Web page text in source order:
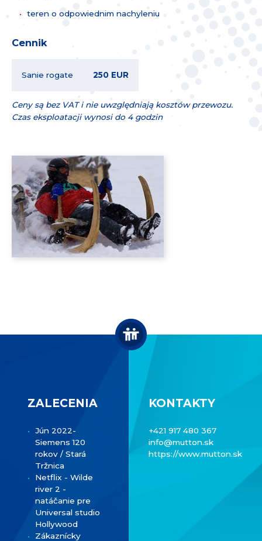
teren o odpowiednim nachyleniu
Cennik
Sanie rogate 250 EUR
Ceny są bez VAT i nie uwzględniają kosztów przewozu.
Czas eksploatacji wynosi do 4 godzin
KONTAKTY
+421 917 480 367
info@mutton.sk
https://www.mutton.sk
ZALECENIA
Jún 2022-
Siemens 120
rokov / Stará
Tržnica
Netflix - Wilde
river 2 -
natáčanie pre
Universal studio
Hollywood
Zákaznícky